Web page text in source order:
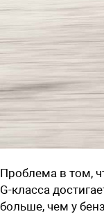
Проблема в том,
G-класса
больше, чем у